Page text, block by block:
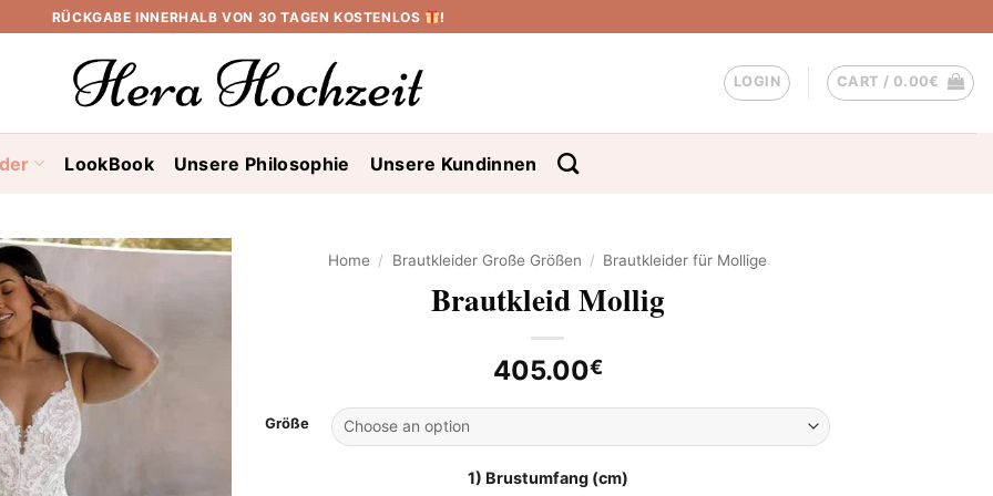
RÜCKGABE INNERHALB VON 30 TAGEN KOSTENLOS !
LOGIN CART / 0.00€
LookBook Unsere Philosophie Unsere Kundinnen
Home / Brautkleider Große Größen / Brautkleider für Mollige
Brautkleid Mollig
405.00€
Größe
1) Brustumfang (cm)